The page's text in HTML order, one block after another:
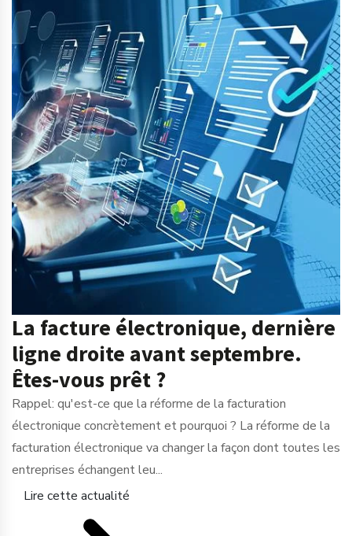
La facture électronique, dernière
ligne droite avant septembre.
Êtes-vous prêt ?
Rappel: qu'est-ce que la réforme de la facturation
électronique concrètement et pourquoi ? La réforme de la
facturation électronique va changer la façon dont toutes les
entreprises échangent leu...
Lire cette actualité